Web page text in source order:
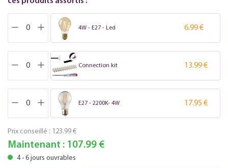
4W - E27 - Led 6.99 €
Connection kit 13.99 €
E27 - 2200K- 4W 17.95 €
Prix conseillé : 123.99 €
Maintenant : 107.99 €
4 - 6 jours ouvrables